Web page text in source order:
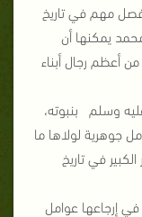
فصل مهم في تاريخ
يمكنها أن
أعظم رجال أبناء
وسلم بنبوته،
جوهرية لولاها ما
في تاريخ
في إرجاعها عوامل